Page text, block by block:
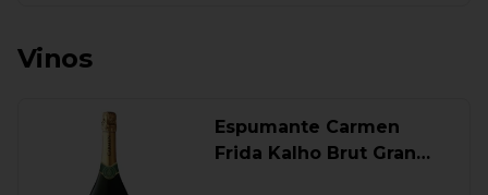
Vinos
Espumante Carmen
Frida Kalho Brut Gran